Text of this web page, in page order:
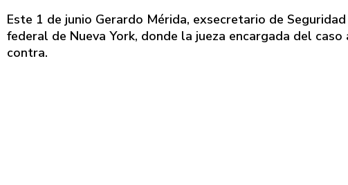
Este 1 de junio Gerardo Mérida, exsecretario de
federal de Nueva York, donde la jueza encargada del
contra.